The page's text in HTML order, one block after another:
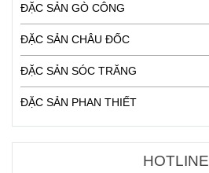
ĐẶC SẢN GÒ CÔNG
ĐẶC SẢN CHÂU ĐỐC
ĐẶC SẢN SÓC TRĂNG
ĐẶC SẢN PHAN THIẾT
HOTLINE